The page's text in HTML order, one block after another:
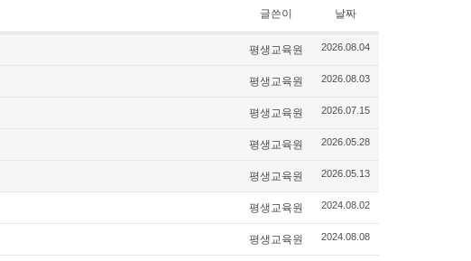
글쓴이 날짜
평생교육원 2026.08.04
평생교육원 2026.08.03
평생교육원 2026.07.15
평생교육원 2026.05.28
평생교육원 2026.05.13
평생교육원 2024.08.02
평생교육원 2024.08.08